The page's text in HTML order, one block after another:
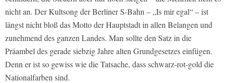
nicht an. Der Kultsong der Berliner S-Bahn – „Is mir egal“ – ist
längst nicht bloß das Motto der Hauptstadt in allen Belangen und
zunehmend des ganzen Landes. Man sollte den Satz in die
Präambel des gerade siebzig Jahre alten Grundgesetzes einfügen.
Denn er ist so gewiss wie die Tatsache, dass schwarz-rot-gold die
Nationalfarben sind.